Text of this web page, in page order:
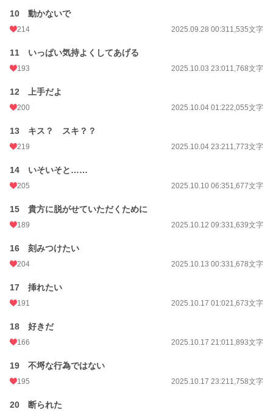
10 動かないで
214 2025.09.28 00:311,535文字
11 いっぱい気持よくしてあげる
193 2025.10.03 23:011,768文字
12 上手だよ
200 2025.10.04 01:222,055文字
13 キス？ スキ？？
219 2025.10.04 23:211,773文字
14 いそいそと……
205 2025.10.10 06:351,677文字
15 貴方に脱がせていただくために
189 2025.10.12 09:331,639文字
16 刻みつけたい
204 2025.10.13 00:331,678文字
17 挿れたい
191 2025.10.17 01:021,673文字
18 好きだ
166 2025.10.17 21:011,893文字
19 不埒な行為ではない
195 2025.10.17 23:211,758文字
20 断られた